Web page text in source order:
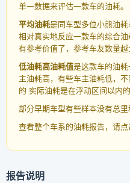
单一数据来评估一款车的油耗。
平均油耗是同车型多位小熊油
相对真实地反应一款车的综合
有参考价值了，参考车友数量越
低油耗高油耗值是这款车的油
主油耗高，有些车主油耗低，
的 实际油耗是在浮动区间以内的
部分早期车型有些样本没有总里
查看整个车系的油耗报告，请点
报告说明